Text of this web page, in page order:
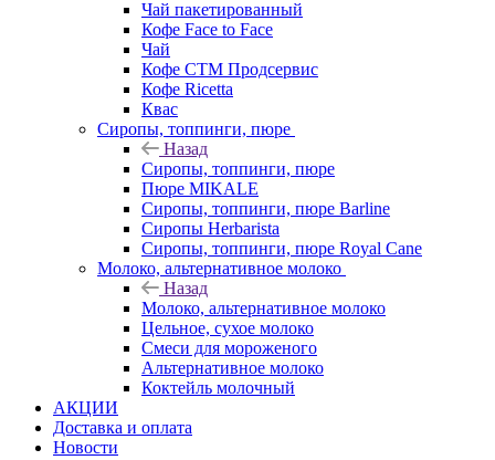
Чай пакетированный
Кофе Face to Face
Чай
Кофе СТМ Продсервис
Кофе Ricetta
Квас
Сиропы, топпинги, пюре
Назад
Сиропы, топпинги, пюре
Пюре MIKALE
Сиропы, топпинги, пюре Barline
Сиропы Herbarista
Сиропы, топпинги, пюре Royal Cane
Молоко, альтернативное молоко
Назад
Молоко, альтернативное молоко
Цельное, сухое молоко
Смеси для мороженого
Альтернативное молоко
Коктейль молочный
АКЦИИ
Доставка и оплата
Новости